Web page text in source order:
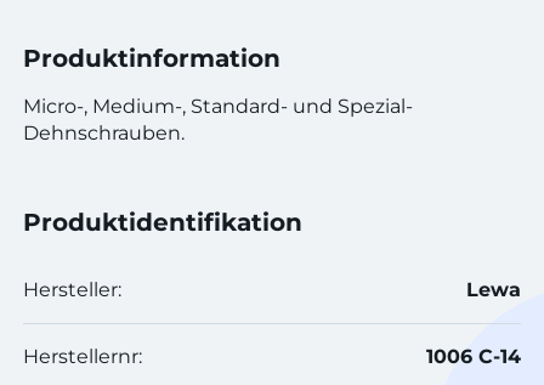
Produktinformation
Micro-, Medium-, Standard- und Spezial-
Dehnschrauben.
Produktidentifikation
Hersteller: Lewa
Herstellernr: 1006 C-14